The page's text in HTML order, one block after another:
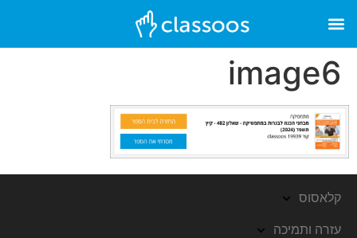
image6
קלאסוס
עזרה ותמיכה